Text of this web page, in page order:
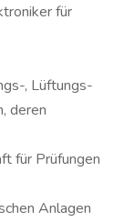
für
, Lüftungs-
deren
für Prüfungen
Anlagen